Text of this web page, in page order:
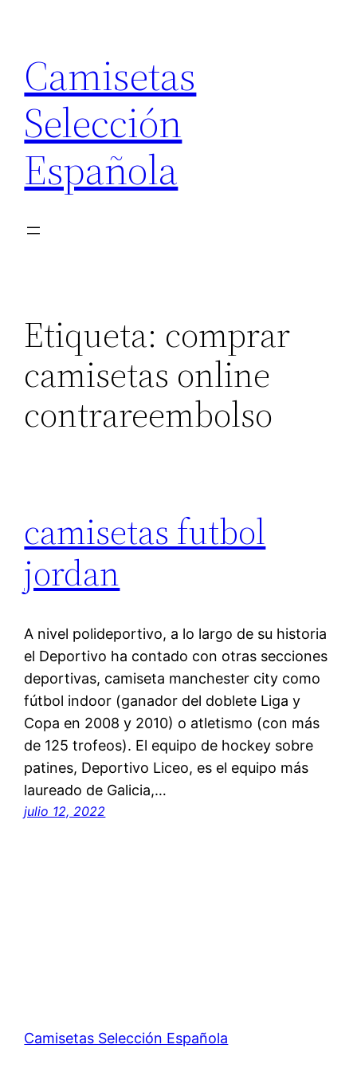
contenido
Camisetas
Selección
Española
Etiqueta: comprar
camisetas online
contrareembolso
camisetas futbol
jordan
A nivel polideportivo, a lo largo de su historia
el Deportivo ha contado con otras secciones
deportivas, camiseta manchester city como
fútbol indoor (ganador del doblete Liga y
Copa en 2008 y 2010) o atletismo (con más
de 125 trofeos). El equipo de hockey sobre
patines, Deportivo Liceo, es el equipo más
laureado de Galicia,…
julio 12, 2022
Camisetas Selección Española